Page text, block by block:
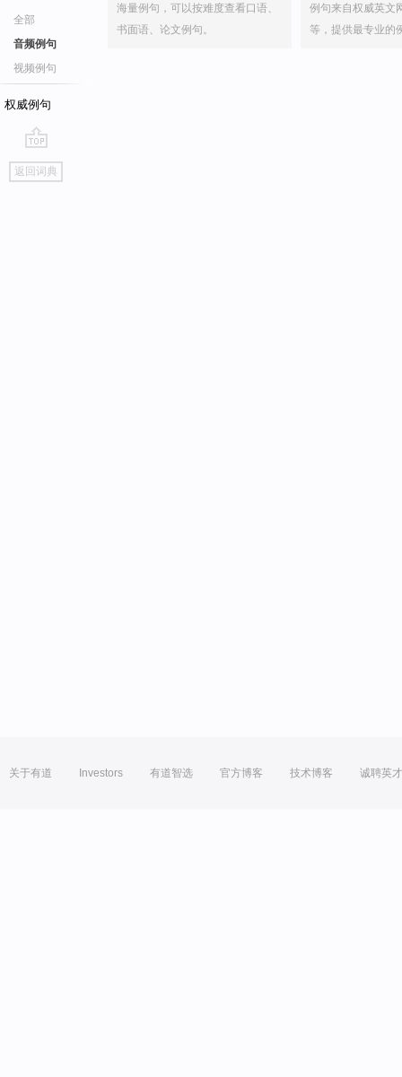
全部
音频例句
视频例句
权威例句
go
top
返回词典
海量例句，可以按难度查看口语、
书面语、论文例句。
例句来自权威英文
等，提供最专业的
关于有道 Investors 有道智选 官方博客 技术博客 诚聘英才